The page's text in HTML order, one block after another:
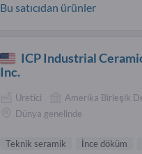
Bu satıcıdan ürünler
ICP Industrial
Inc.
Üretici
Amerika Birleşik
Dünya genelinde
Teknik seramik İnce döküm